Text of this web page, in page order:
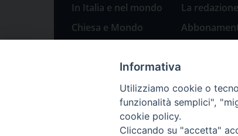
In Italia e nel mondo
Chiesa e Mondo
Parole di pace
Natale 2023: presepi
La redazione
Informativa
Utilizziamo cookie o
funzionalità semplici",
cookie policy.
Cliccando su "accetta"